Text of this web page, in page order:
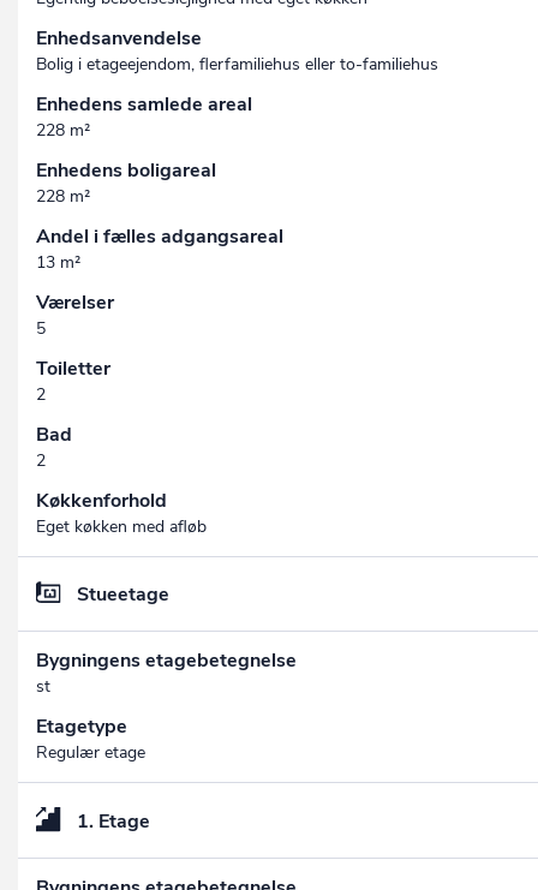
Enhedsanvendelse
Bolig i etageejendom, flerfamiliehus eller to-familiehus
Enhedens samlede areal
228 m²
Enhedens boligareal
228 m²
Andel i fælles adgangsareal
13 m²
Værelser
5
Toiletter
2
Bad
2
Køkkenforhold
Eget køkken med afløb
Stueetage
Bygningens etagebetegnelse
st
Etagetype
Regulær etage
1. Etage